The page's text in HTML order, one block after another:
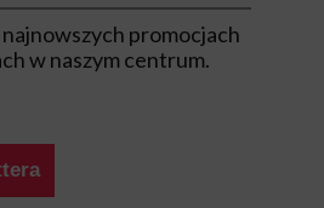
promocjach
w naszym centrum.